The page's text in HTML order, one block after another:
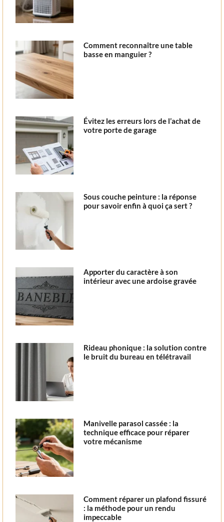
Comment reconnaître une table
basse en manguier ?
Évitez les erreurs lors de l’achat de
votre porte de garage
Sous couche peinture : la réponse
pour savoir enfin à quoi ça sert ?
Apporter du caractère à son
intérieur avec une ardoise gravée
Rideau phonique : la solution contre
le bruit du bureau en télétravail
Manivelle parasol cassée : la
technique efficace pour réparer
votre mécanisme
Comment réparer un plafond fissuré
: la méthode pour un rendu
impeccable